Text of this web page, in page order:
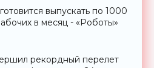
выпускать по 1000
в месяц - «Роботы»
рекордный перелет